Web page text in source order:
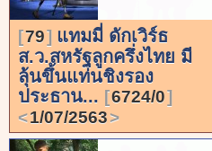
79
แทมมี่ ดักเวิร์ธ
ส.ว.สหรัฐลูกครึ่งไทย มี
ลุ้นขึ้นแท่นชิงรอง
ประธาน...
6724/0
1/07/2563